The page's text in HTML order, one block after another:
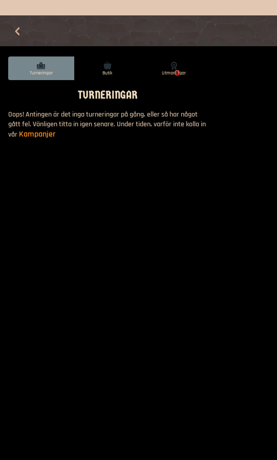
Turneringar Butik 1
Utmaningar
TURNERINGAR
Oops! Antingen är det inga turneringar på gång, eller så har något
gått fel. Vänligen titta in igen senare. Under tiden, varför inte kolla in
vår Kampanjer